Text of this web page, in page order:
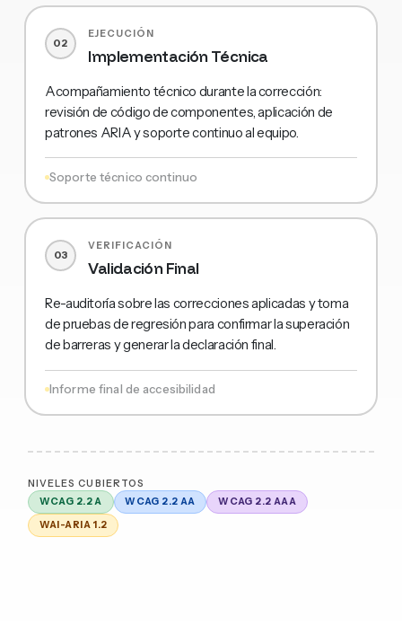
02
EJECUCIÓN
Implementación Técnica
Acompañamiento técnico durante la corrección:
revisión de código de componentes, aplicación de
patrones ARIA y soporte continuo al equipo.
Soporte técnico continuo
03
VERIFICACIÓN
Validación Final
Re-auditoría sobre las correcciones aplicadas y toma
de pruebas de regresión para confirmar la superación
de barreras y generar la declaración final.
Informe final de accesibilidad
NIVELES CUBIERTOS
WCAG 2.2 A
WCAG 2.2 AA
WCAG 2.2 AAA
WAI-ARIA 1.2